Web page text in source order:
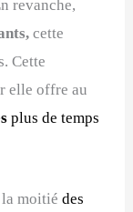
revanche,
cette
Cette
elle offre au
plus de temps
la moitiédes